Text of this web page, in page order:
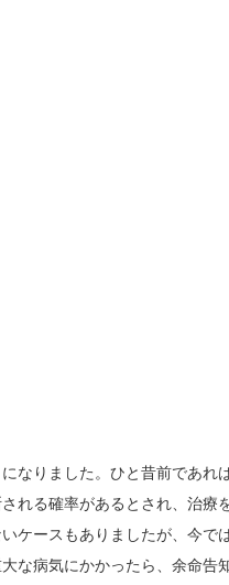
なりました。ひと昔前であれ
れる確率があるとされ、治療
ケースもありましたが、今で
な病気にかかったら、余命告